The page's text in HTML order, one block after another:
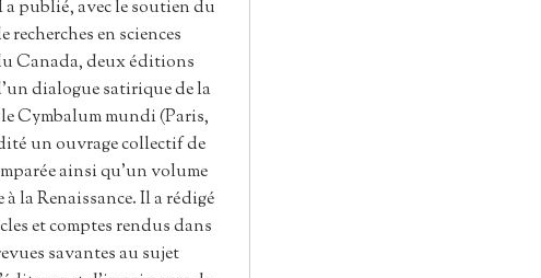
publié, avec le soutien du
recherches en sciences
Canada, deux éditions
dialogue satirique de la
Cymbalum mundi (Paris,
un ouvrage collectif de
ainsi qu’un volume
la Renaissance. Il a rédigé
et comptes rendus dans
savantes au sujet